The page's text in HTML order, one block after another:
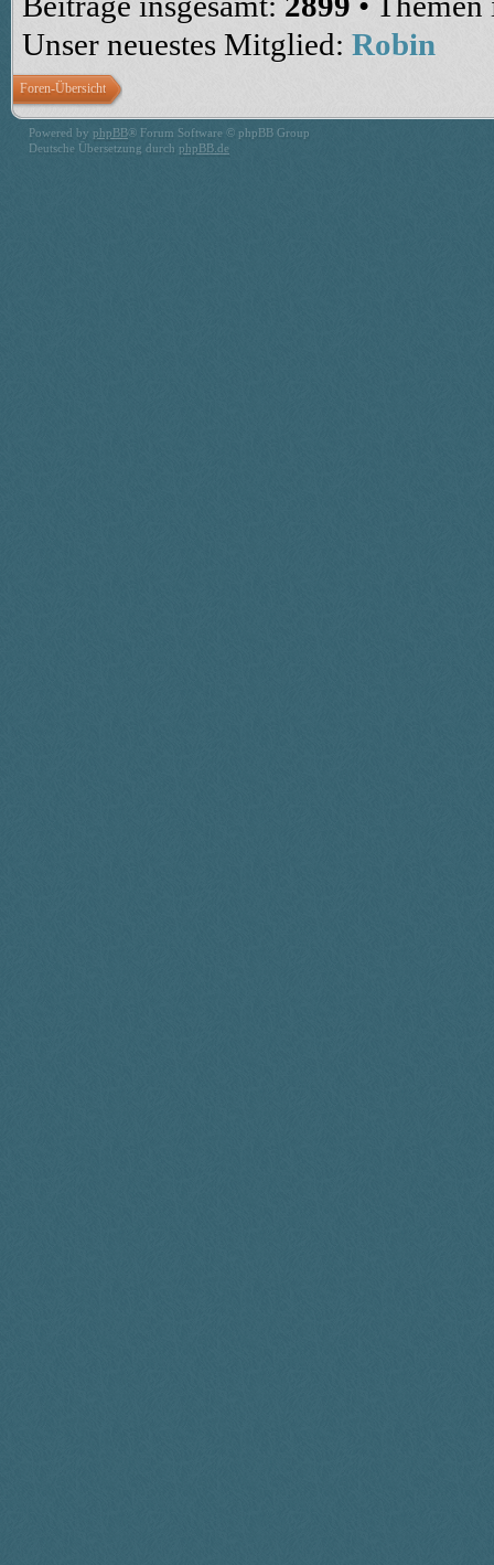
Unser neuestes Mitglied: Robin
Foren-Übersicht
Powered by phpBB® Forum Software © phpBB Group
Deutsche Übersetzung durch phpBB.de